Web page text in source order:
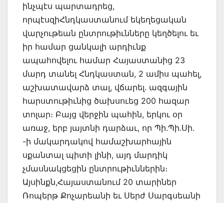
ինչպէս պարտադրեց,
որպէսզիՀնդկաստանում եկեղեցական
վարչութեան ընտրութիւնները կեղծելու եւ
իր համար ցանկալի արդիւնք
ապահովելու համար Հայաստանից 23
մարդ տանել Հնդկաստան, 2 ամիս պահել,
աշխատավարձ տալ, վճարել. ազգային
հարստութիւնից ծախսուեց 200 հազար
տոլար։ Բայց վերջին պահին, երկու օր
առաջ, երբ յայտնի դարձաւ, որ Պի.Պի.Սի.
-ի մակարդակով համաշխարհային
սքանտալ պիտի լինի, այդ մարդիկ
չմասնակցեցին ընտրութիւններին։
Այսինքն,Հայաստանում 20 տարիներ
Ռոպերթ Քոչարեանի եւ Սերժ Սարգսեանի